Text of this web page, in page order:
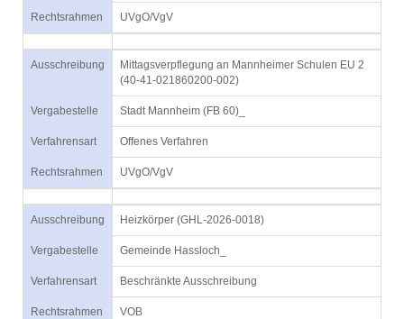
Rechtsrahmen UVgO/VgV
Ausschreibung
Mittagsverpflegung an Mannheimer Schulen EU 2
(40-41-021860200-002)
Vergabestelle Stadt Mannheim (FB 60)_
Verfahrensart Offenes Verfahren
Rechtsrahmen UVgO/VgV
Ausschreibung Heizkörper (GHL-2026-0018)
Vergabestelle Gemeinde Hassloch_
Verfahrensart Beschränkte Ausschreibung
Rechtsrahmen VOB